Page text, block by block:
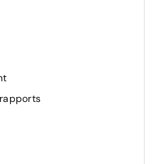
de ligne intelligent
avec détection piétons,
12 fasceaux